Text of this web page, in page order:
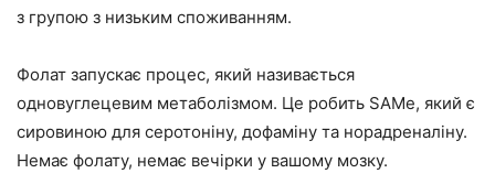
з групою з низьким споживанням.
Фолат запускає процес, який називається
одновуглецевим метаболізмом. Це робить SAMe, який є
сировиною для серотоніну, дофаміну та норадреналіну.
Немає фолату, немає вечірки у вашому мозку.